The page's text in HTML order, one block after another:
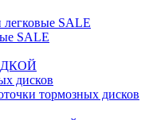
SALE
SALE
дисков
тормозных дисков